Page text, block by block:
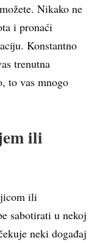
Nikako ne
i pronaći
Konstantno
trenutna
to vas mnogo
ili
ili
sabotirati u nekoj
neki događaj